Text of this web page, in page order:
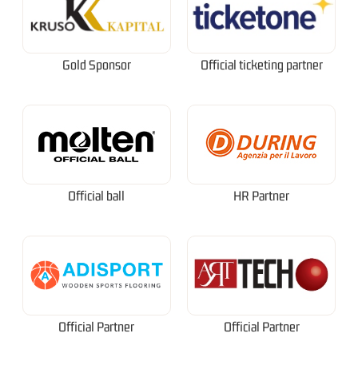
Gold Sponsor Official ticketing partner
Official ball HR Partner
Official Partner Official Partner